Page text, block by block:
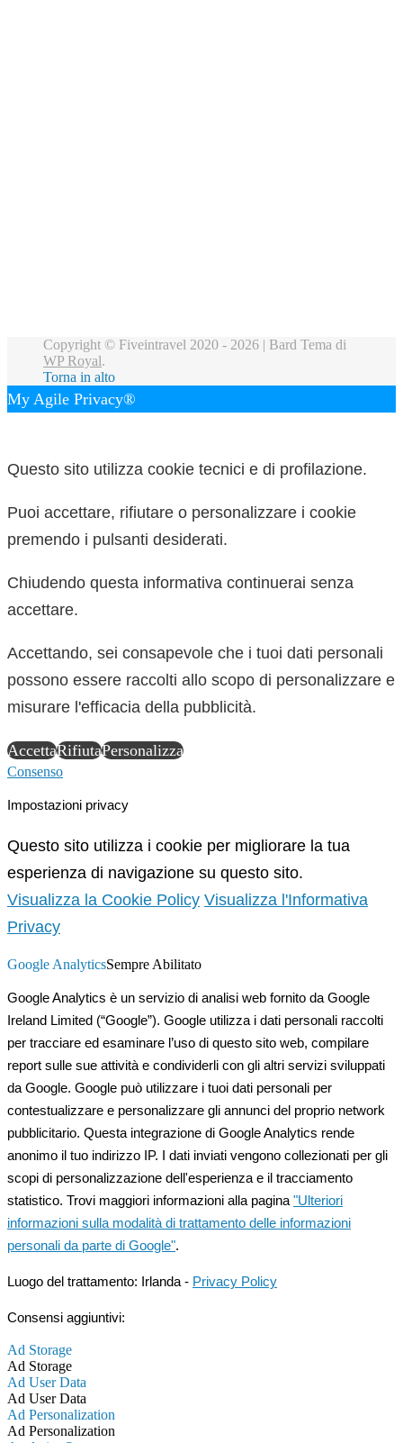
Copyright © Fiveintravel 2020 - 2026 | Bard Tema di
WP Royal.
Torna in alto
My Agile Privacy®
Questo sito utilizza cookie tecnici e di profilazione.
Puoi accettare, rifiutare o personalizzare i cookie
premendo i pulsanti desiderati.
Chiudendo questa informativa continuerai senza
accettare.
Accettando, sei consapevole che i tuoi dati personali
possono essere raccolti allo scopo di personalizzare e
misurare l'efficacia della pubblicità.
AccettaRifiutaPersonalizza
Consenso
Impostazioni privacy
Questo sito utilizza i cookie per migliorare la tua
esperienza di navigazione su questo sito.
Visualizza la Cookie Policy Visualizza l'Informativa
Privacy
Google AnalyticsSempre Abilitato
Google Analytics è un servizio di analisi web fornito da Google
Ireland Limited (“Google”). Google utilizza i dati personali raccolti
per tracciare ed esaminare l’uso di questo sito web, compilare
report sulle sue attività e condividerli con gli altri servizi sviluppati
da Google. Google può utilizzare i tuoi dati personali per
contestualizzare e personalizzare gli annunci del proprio network
pubblicitario. Questa integrazione di Google Analytics rende
anonimo il tuo indirizzo IP. I dati inviati vengono collezionati per gli
scopi di personalizzazione dell'esperienza e il tracciamento
statistico. Trovi maggiori informazioni alla pagina"Ulteriori
informazioni sulla modalità di trattamento delle informazioni
personali da parte di Google".
Luogo del trattamento: Irlanda - Privacy Policy
Consensi aggiuntivi:
Ad Storage
Ad Storage
Ad User Data
Ad User Data
Ad Personalization
Ad Personalization